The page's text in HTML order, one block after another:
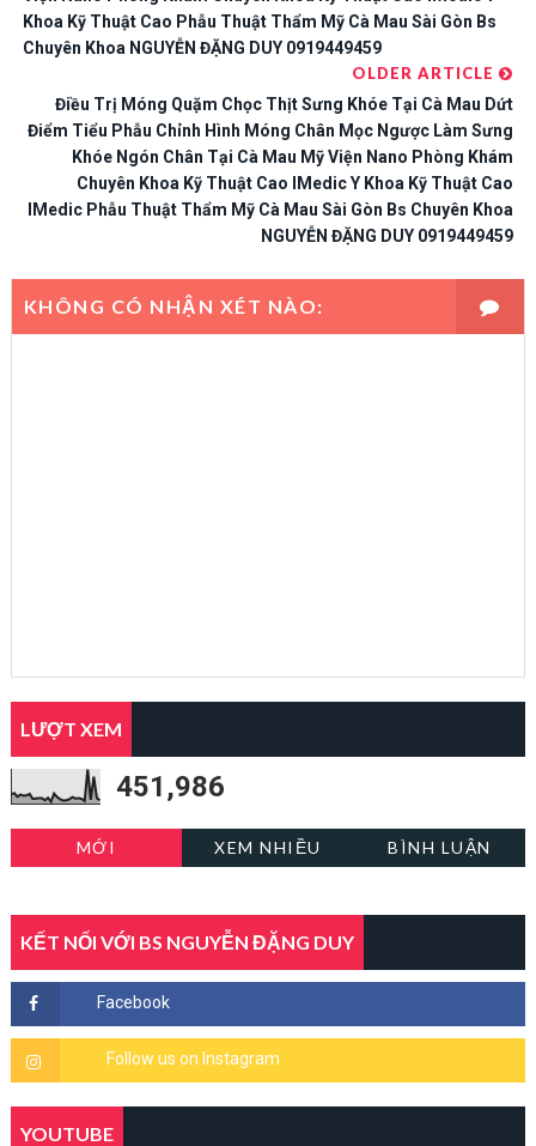
Khoa Kỹ Thuật Cao Phẫu Thuật Thẩm Mỹ Cà Mau Sài Gòn Bs
Chuyên Khoa NGUYỄN ĐẶNG DUY 0919449459
OLDER ARTICLE
Điều Trị Móng Quặm Chọc Thịt Sưng Khóe Tại Cà Mau Dứt
Điểm Tiểu Phẫu Chỉnh Hình Móng Chân Mọc Ngược Làm Sưng
Khóe Ngón Chân Tại Cà Mau Mỹ Viện Nano Phòng Khám
Chuyên Khoa Kỹ Thuật Cao IMedic Y Khoa Kỹ Thuật Cao
IMedic Phẫu Thuật Thẩm Mỹ Cà Mau Sài Gòn Bs Chuyên Khoa
NGUYỄN ĐẶNG DUY 0919449459
KHÔNG CÓ NHẬN XÉT NÀO:
LƯỢT XEM
451,986
MỚI XEM NHIỀU BÌNH LUẬN
KẾT NỐI VỚI BS NGUYỄN ĐẶNG DUY
YOUTUBE